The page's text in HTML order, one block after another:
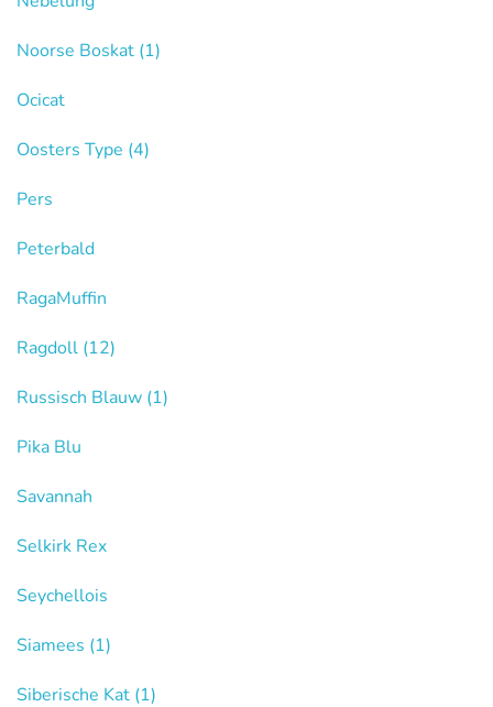
Noorse Boskat (1)
Ocicat
Oosters Type (4)
Pers
Peterbald
RagaMuffin
Ragdoll (12)
Russisch Blauw (1)
Pika Blu
Savannah
Selkirk Rex
Seychellois
Siamees (1)
Siberische Kat (1)